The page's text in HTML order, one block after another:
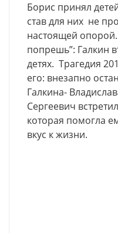
Борис принял
став для них не
настоящей
попрешь”: Галкин
детях. Трагедия
его: внезапно
Галкина-
Сергеевич
которая помогла
вкус к жизни.